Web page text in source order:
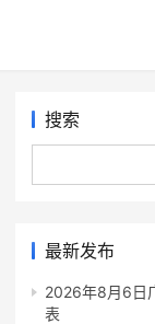
搜索
最新发布
2026年8月6日
表